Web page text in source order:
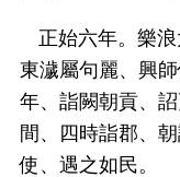
正始六年。樂
東濊屬句麗、興
年、詣闕朝貢、
間、四時詣郡、
使、遇之如民。